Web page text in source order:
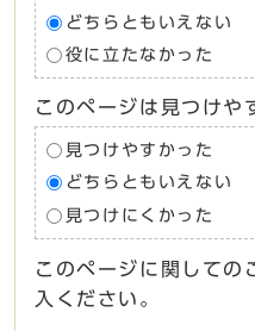
どちらともいえない
役に立たなかった
このページは見つけや
見つけやすかった
どちらともいえない
見つけにくかった
このページに関しての
入ください。